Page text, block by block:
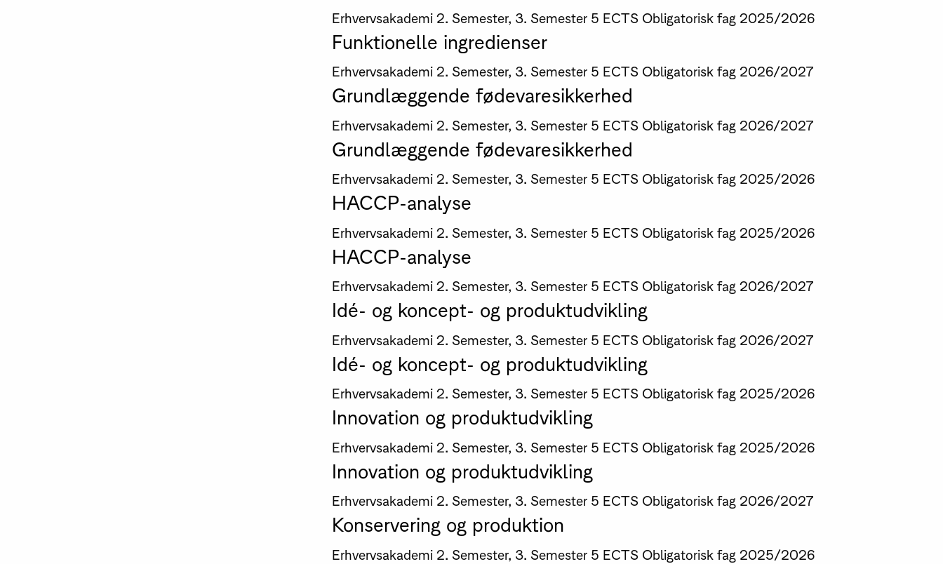
Erhvervsakademi 2. Semester, 3. Semester 5 ECTS Obligatorisk fag 2025/2026
Funktionelle ingredienser
Erhvervsakademi 2. Semester, 3. Semester 5 ECTS Obligatorisk fag 2026/2027
Grundlæggende fødevaresikkerhed
Erhvervsakademi 2. Semester, 3. Semester 5 ECTS Obligatorisk fag 2026/2027
Grundlæggende fødevaresikkerhed
Erhvervsakademi 2. Semester, 3. Semester 5 ECTS Obligatorisk fag 2025/2026
HACCP-analyse
Erhvervsakademi 2. Semester, 3. Semester 5 ECTS Obligatorisk fag 2025/2026
HACCP-analyse
Erhvervsakademi 2. Semester, 3. Semester 5 ECTS Obligatorisk fag 2026/2027
Idé- og koncept- og produktudvikling
Erhvervsakademi 2. Semester, 3. Semester 5 ECTS Obligatorisk fag 2026/2027
Idé- og koncept- og produktudvikling
Erhvervsakademi 2. Semester, 3. Semester 5 ECTS Obligatorisk fag 2025/2026
Innovation og produktudvikling
Erhvervsakademi 2. Semester, 3. Semester 5 ECTS Obligatorisk fag 2025/2026
Innovation og produktudvikling
Erhvervsakademi 2. Semester, 3. Semester 5 ECTS Obligatorisk fag 2026/2027
Konservering og produktion
Erhvervsakademi 2. Semester, 3. Semester 5 ECTS Obligatorisk fag 2025/2026